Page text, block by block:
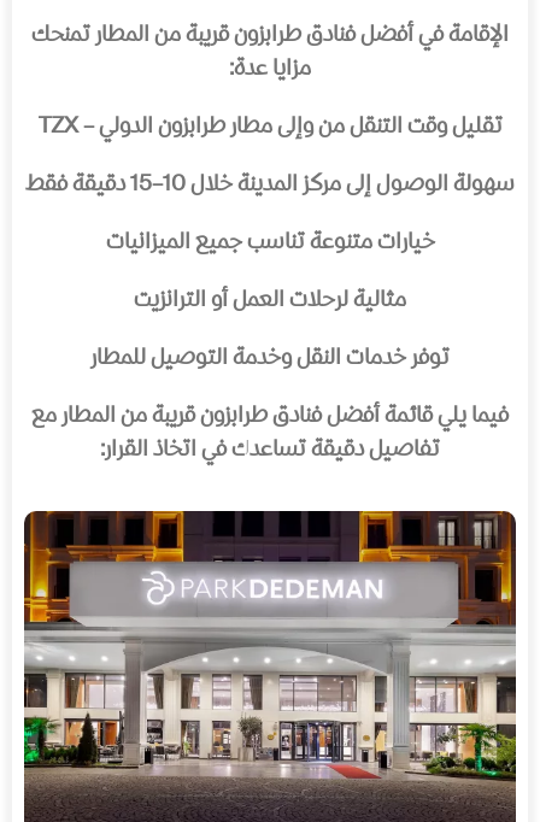
الإقامة في أفضل فنادق طرابزون قريبة من المطار تمنحك
مزايا عدة:
تقليل وقت التنقل من وإلى مطار طرابزون الدولي – TZX
سهولة الوصول إلى مركز المدينة خلال 10–15 دقيقة فقط
خيارات متنوعة تناسب جميع الميزانيات
مثالية لرحلات العمل أو الترانزيت
توفر خدمات النقل وخدمة التوصيل للمطار
فيما يلي قائمة أفضل فنادق طرابزون قريبة من المطار مع
تفاصيل دقيقة تساعدك في اتخاذ القرار: